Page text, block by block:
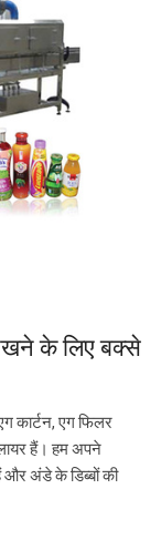
के लिए बक्से
कार्टन, एग फिलर
हैं। हम अपने
और अंडे के डिब्बों की